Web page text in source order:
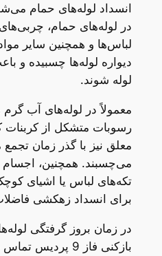
انسداد لوله‌های حمام
در لوله‌های حمام،
لباس‌ها و همچنین سایر
دیواره لوله‌ها چسبیده و
لوله شوند.
معمولاً در لوله‌های آب
رسوبات متشکل از کربنات
معلق نیز با گذر زمان تجمع
می‌چسبند. همچنین، اجسام
تکه‌های لباس یا اشیای
برای انسداد زهکشی
در زمان بروز گرفتگی